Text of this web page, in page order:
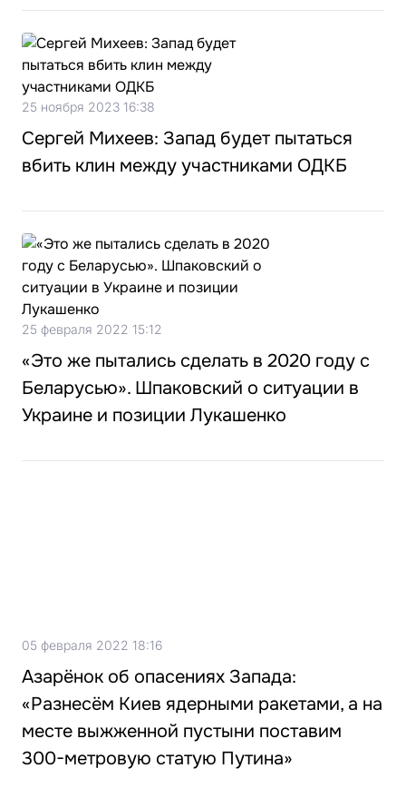
25 ноября 2023 16:38
Сергей Михеев: Запад будет пытаться
вбить клин между участниками ОДКБ
25 февраля 2022 15:12
«Это же пытались сделать в 2020 году с
Беларусью». Шпаковский о ситуации в
Украине и позиции Лукашенко
05 февраля 2022 18:16
Азарёнок об опасениях Запада:
«Разнесём Киев ядерными ракетами, а на
месте выжженной пустыни поставим
300-метровую статую Путина»